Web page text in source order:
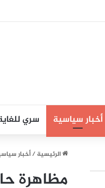
أخبار سياسية سري
الرئيسية/أخبار
مظاهرة